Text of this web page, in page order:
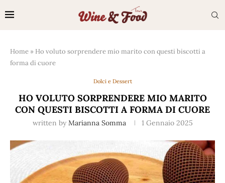
Home » Ho voluto sorprendere mio marito con questi biscotti a
forma di cuore
Dolci e Dessert
HO VOLUTO SORPRENDERE MIO MARITO
CON QUESTI BISCOTTI A FORMA DI CUORE
written by Marianna Somma 1 Gennaio 2025